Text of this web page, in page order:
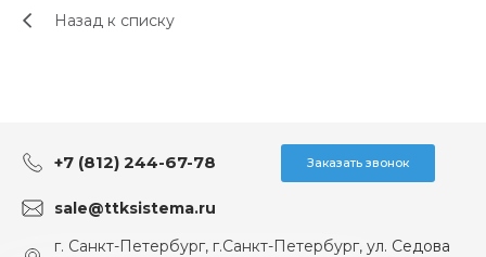
Назад к списку
+7 (812) 244-67-78 Заказать звонок
sale@ttksistema.ru
г. Санкт-Петербург, г.Санкт-Петербург, ул. Седова